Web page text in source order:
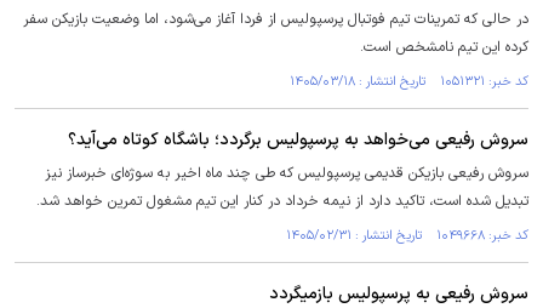
در حالی که تمرینات تیم فوتبال پرسپولیس از فردا آغاز می‌شود، اما وضعیت بازیکن سفر
کرده این تیم نامشخص است.
کد خبر: ۱۰۵۱۳۲۱ تاریخ انتشار : ۱۴۰۵/۰۳/۱۸
سروش رفیعی می‌خواهد به پرسپولیس برگردد؛ باشگاه کوتاه می‌آید؟
سروش رفیعی بازیکن قدیمی پرسپولیس که طی چند ماه اخیر به سوژه‌ای خبرساز نیز
تبدیل شده است، تاکید دارد از نیمه خرداد در کنار این تیم مشغول تمرین خواهد شد.
کد خبر: ۱۰۴۹۶۶۸ تاریخ انتشار : ۱۴۰۵/۰۲/۳۱
سروش رفیعی به پرسپولیس بازمیگردد